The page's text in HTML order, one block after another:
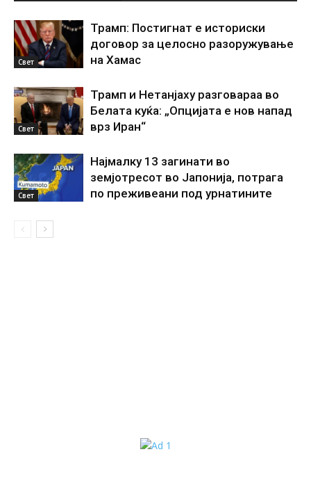
Свет
Трамп: Постигнат е историски
договор за целосно разоружување
на Хамас
Свет
Трамп и Нетанјаху разговараа во
Белата куќа: „Опцијата е нов напад
врз Иран“
Свет
Најмалку 13 загинати во
земјотресот во Јапонија, потрага
по преживеани под урнатините